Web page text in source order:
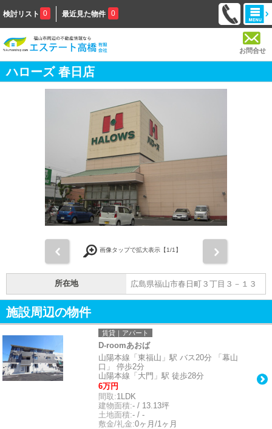
検討リスト 0 最近見た物件 0
お問合せ
ハローズ 春日店
画像タップで拡大表示【1/1】
所在地 広島県福山市春日町３丁目３－１３
施設周辺の物件
賃貸｜アパート
D-roomあおば
山陽本線「東福山」駅 バス20分 「幕山
口」 停歩2分
山陽本線「大門」駅 徒歩28分
6万円
間取:1LDK
建物面積:- / 13.13坪
土地面積:- / -
敷金/礼金:0ヶ月/1ヶ月